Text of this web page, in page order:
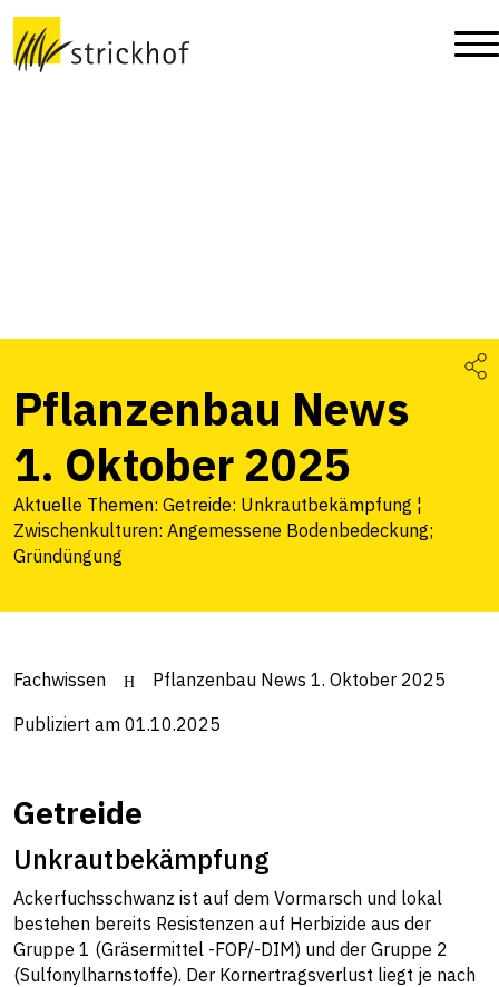
Pflanzenbau News
1. Oktober 2025
Aktuelle Themen: Getreide: Unkrautbekämpfung ¦
Zwischenkulturen: Angemessene Bodenbedeckung;
Gründüngung
Fachwissen Pflanzenbau News 1. Oktober 2025
Publiziert am 01.10.2025
Getreide
Unkrautbekämpfung
Ackerfuchsschwanz ist auf dem Vormarsch und lokal
bestehen bereits Resistenzen auf Herbizide aus der
Gruppe 1 (Gräsermittel -FOP/-DIM) und der Gruppe 2
(Sulfonylharnstoffe). Der Kornertragsverlust liegt je nach